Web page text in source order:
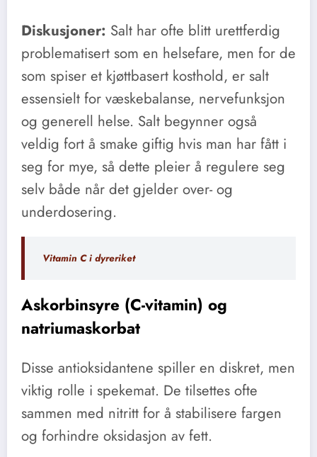
Diskusjoner: Salt har ofte blitt urettferdig
problematisert som en helsefare, men for de
som spiser et kjøttbasert kosthold, er salt
essensielt for væskebalanse, nervefunksjon
og generell helse. Salt begynner også
veldig fort å smake giftig hvis man har fått i
seg for mye, så dette pleier å regulere seg
selv både når det gjelder over- og
underdosering.
Vitamin C i dyreriket
Askorbinsyre (C-vitamin) og
natriumaskorbat
Disse antioksidantene spiller en diskret, men
viktig rolle i spekemat. De tilsettes ofte
sammen med nitritt for å stabilisere fargen
og forhindre oksidasjon av fett.